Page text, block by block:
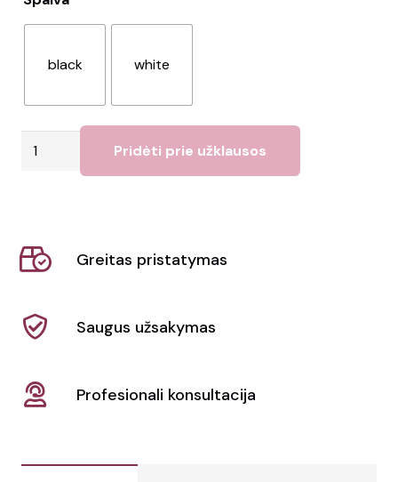
black white
produkto
Pridėti prie užklausos
Greitas pristatymas
Saugus užsakymas
Profesionali konsultacija